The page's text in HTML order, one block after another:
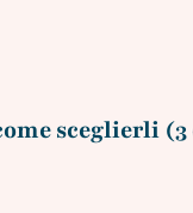
sceglierli (3